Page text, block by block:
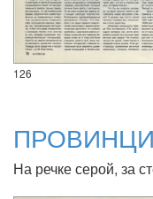
126
На речке серой, за